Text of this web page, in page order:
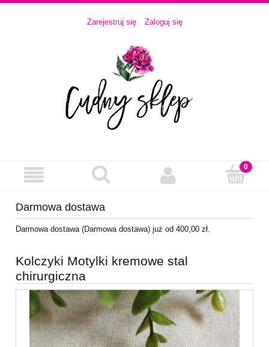
Zarejestruj się Zaloguj się
Darmowa dostawa
Darmowa dostawa (Darmowa dostawa) już od 400,00 zł.
Kolczyki Motylki kremowe stal
chirurgiczna